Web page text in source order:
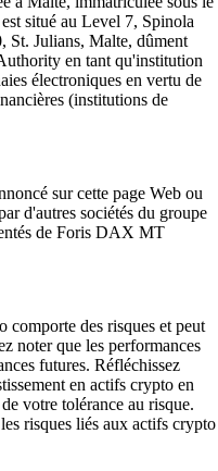
situé au Level 7, Spinola
Julians, Malte, dûment
en tant qu'institution
électroniques en vertu de
(institutions de
sur cette page Web ou
d'autres sociétés du groupe
de Foris DAX MT
des risques et peut
noter que les performances
futures. Réfléchissez
en actifs crypto en
votre tolérance au risque.
risques liés aux actifs crypto